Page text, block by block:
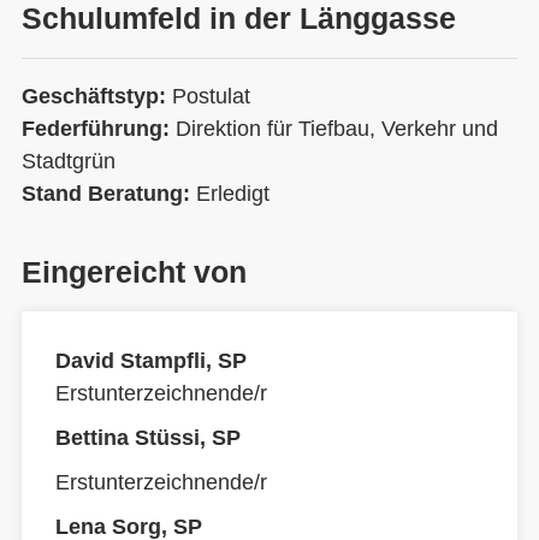
Schulumfeld in der Länggasse
Geschäftstyp: Postulat
Federführung: Direktion für Tiefbau, Verkehr und
Stadtgrün
Stand Beratung: Erledigt
Eingereicht von
David Stampfli, SP
Erstunterzeichnende/r
Bettina Stüssi, SP
Erstunterzeichnende/r
Lena Sorg, SP